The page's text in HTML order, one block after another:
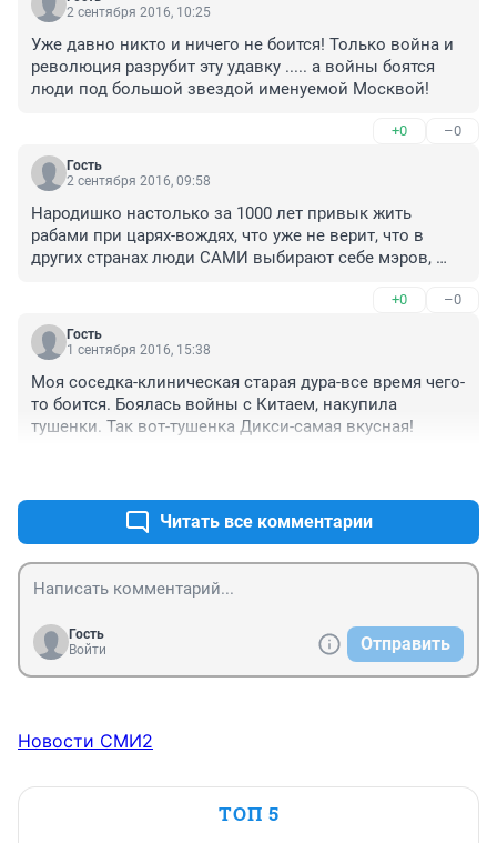
2 сентября 2016, 10:25
Уже давно никто и ничего не боится! Только война и
революция разрубит эту удавку ..... а войны боятся
люди под большой звездой именуемой Москвой!
+0 –0
Гость
2 сентября 2016, 09:58
Народишко настолько за 1000 лет привык жить
рабами при царях-вождях, что уже не верит, что в
других странах люди САМИ выбирают себе мэров,
То есть, право людей на самоуправление своей
страной рабы отвергают изначально.
Суть раба - это незнание. Мысль, что можно жить без
делает раба осиротевшим ребёнком. Страшно рабам
без хозяина. Да, холопы?
+0 –0
Гость
1 сентября 2016, 15:38
Моя соседка-клиническая старая дура-все время чего-
то боится. Боялась войны с Китаем, накупила
тушенки. Так вот-тушенка Дикси-самая вкусная!
Читать все комментарии
Гость
Войти
Отправить
Новости СМИ2
ТОП 5